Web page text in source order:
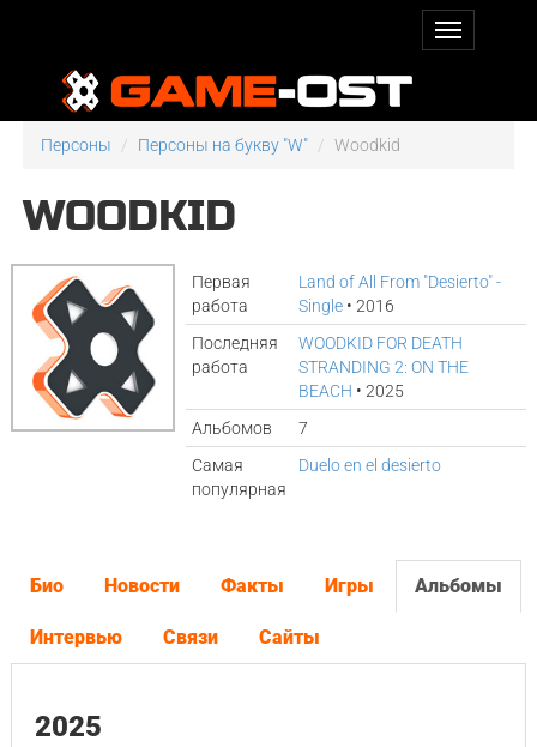
Персоны Персоны на букву "W" Woodkid
WOODKID
Первая
работа
Land of All From "Desierto" -
Single • 2016
Последняя
работа
WOODKID FOR DEATH
STRANDING 2: ON THE
BEACH • 2025
Альбомов
7
Самая
популярная
Duelo en el desierto
Био Новости Факты Игры Альбомы
Интервью Связи Сайты
2025